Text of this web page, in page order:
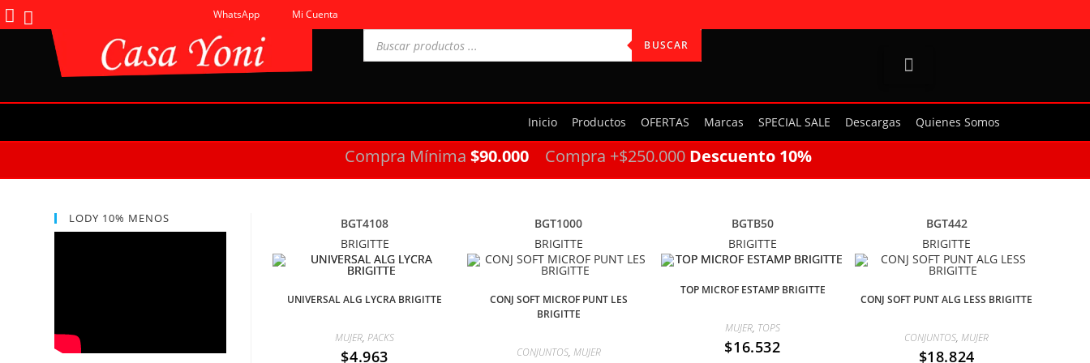
WhatsApp Mi Cuenta
BUSCAR
Inicio Productos OFERTAS Marcas SPECIAL SALE Descargas Quienes Somos
Compra Mínima $90.000 Compra +$250.000 Descuento 10%
LODY 10% MENOS
BGT4108
BRIGITTE
UNIVERSAL ALG LYCRA BRIGITTE
MUJER,PACKS
$4.963
BGT1000
BRIGITTE
CONJ SOFT MICROF PUNT LES
BRIGITTE
CONJUNTOS, MUJER
BGTB50
BRIGITTE
TOP MICROF ESTAMP BRIGITTE
MUJER, TOPS
$16.532
BGT442
BRIGITTE
CONJ SOFT PUNT ALG LESS BRIGITTE
CONJUNTOS,MUJER
$18.824